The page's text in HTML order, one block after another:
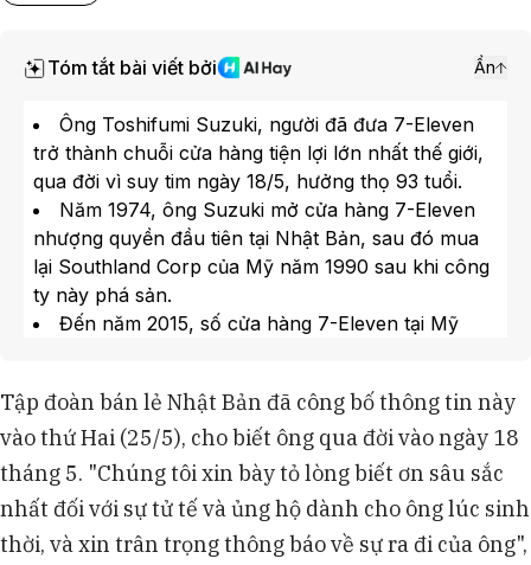
Tóm tắt bài viết bởi Ẩn
Ông Toshifumi Suzuki, người đã đưa 7-Eleven
trở thành chuỗi cửa hàng tiện lợi lớn nhất thế giới,
qua đời vì suy tim ngày 18/5, hưởng thọ 93 tuổi.
Năm 1974, ông Suzuki mở cửa hàng 7-Eleven
nhượng quyền đầu tiên tại Nhật Bản, sau đó mua
lại Southland Corp của Mỹ năm 1990 sau khi công
ty này phá sản.
Đến năm 2015, số cửa hàng 7-Eleven tại Mỹ
Năm 2021, Seven & i mua lại chuỗi Speedway từ
Marathon Petroleum Corp. với giá 21 tỷ USD, năm
2023, Alimentation Couche-Tard Inc. (Circle K) đề
xuất mua lại.
Năm 2016, ông Suzuki rời chức CEO do mâu
thuẫn với nhà đầu tư Daniel Loeb, người lo ngại về
Tập đoàn bán lẻ Nhật Bản đã công bố thông tin này
vào thứ Hai (25/5), cho biết ông qua đời vào ngày 18
tháng 5. "Chúng tôi xin bày tỏ lòng biết ơn sâu sắc
nhất đối với sự tử tế và ủng hộ dành cho ông lúc sinh
thời, và xin trân trọng thông báo về sự ra đi của ông",